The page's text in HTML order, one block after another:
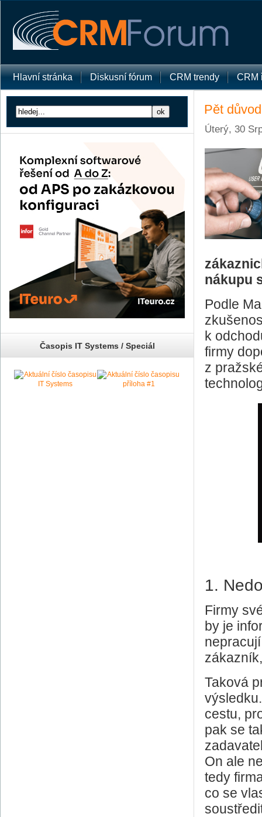
Hlavní stránka Diskusní fórum CRM trendy CRM
Časopis IT Systems / Speciál
Pět
Úterý, 30
nákupu
Podle
k
firmy
z
1.
Firmy
by je
Taková
cestu,
pak se
On ale
tedy
co se